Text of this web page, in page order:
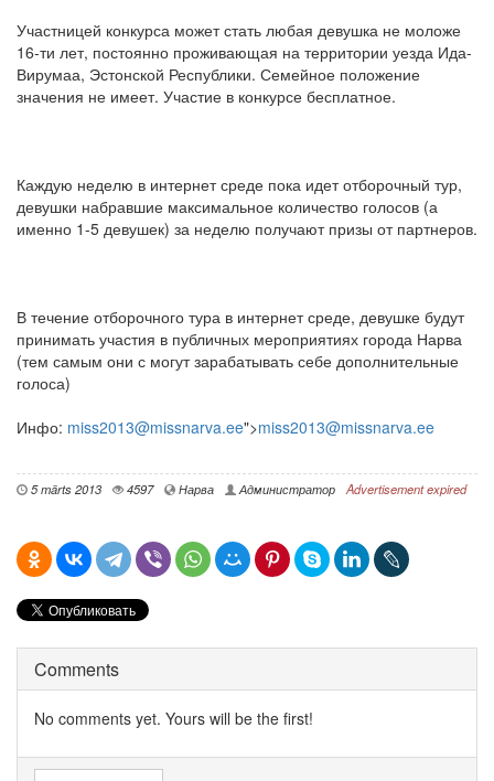
Участницей конкурса может стать любая девушка не моложе
16-ти лет, постоянно проживающая на территории уезда Ида-
Вирумаа, Эстонской Республики. Семейное положение
значения не имеет. Участие в конкурсе бесплатное.
Каждую неделю в интернет среде пока идет отборочный тур,
девушки набравшие максимальное количество голосов (а
именно 1-5 девушек) за неделю получают призы от партнеров.
В течение отборочного тура в интернет среде, девушке будут
принимать участия в публичных мероприятиях города Нарва
(тем самым они с могут зарабатывать себе дополнительные
голоса)
Инфо: miss2013@missnarva.ee">miss2013@missnarva.ee
5 märts 2013 4597 Нарва Администратор Advertisement expired
Comments
No comments yet. Yours will be the first!